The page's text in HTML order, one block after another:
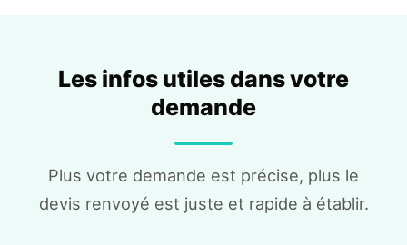
Les infos utiles dans votre
demande
Plus votre demande est précise, plus le
devis renvoyé est juste et rapide à établir.